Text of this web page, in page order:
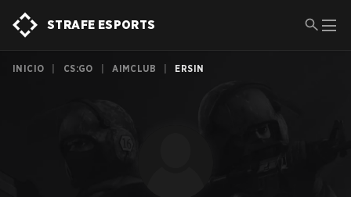
STRAFE ESPORTS
INICIO CS:GO AIMCLUB ERSIN